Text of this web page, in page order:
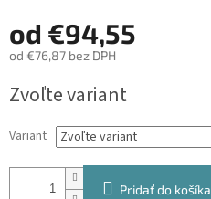
od €94,55
od €76,87 bez DPH
cena:
Zvoľte variant
Variant
Pridať do košíka